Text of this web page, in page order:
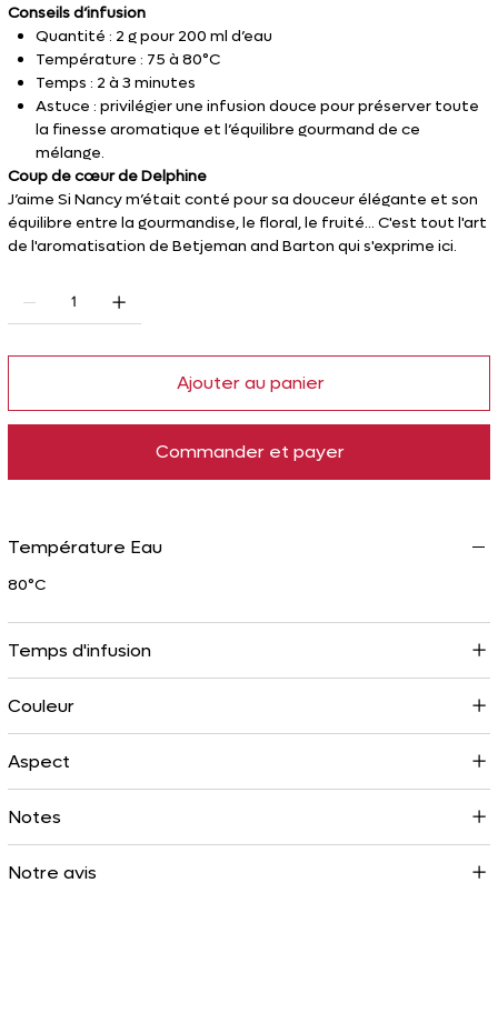
Conseils d’infusion
Quantité : 2 g pour 200 ml d’eau
Température : 75 à 80°C
Temps : 2 à 3 minutes
Astuce : privilégier une infusion douce pour préserver toute
la finesse aromatique et l’équilibre gourmand de ce
mélange.
Coup de cœur de Delphine
J’aime Si Nancy m’était conté pour sa douceur élégante et son
équilibre entre la gourmandise, le floral, le fruité... C'est tout l'art
de l'aromatisation de Betjeman and Barton qui s'exprime ici.
Ajouter au panier
Commander et payer
Température Eau
80°C
Temps d'infusion
Couleur
Aspect
Notes
Notre avis